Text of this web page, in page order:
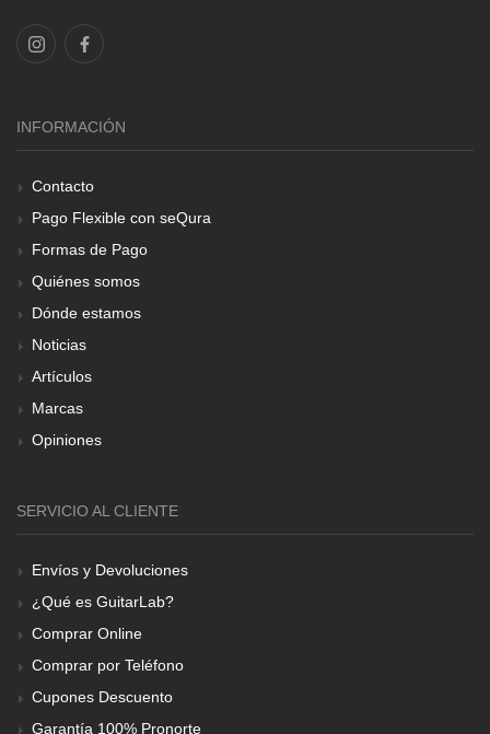
INFORMACIÓN
Contacto
Pago Flexible con seQura
Formas de Pago
Quiénes somos
Dónde estamos
Noticias
Artículos
Marcas
Opiniones
SERVICIO AL CLIENTE
Envíos y Devoluciones
¿Qué es GuitarLab?
Comprar Online
Comprar por Teléfono
Cupones Descuento
Garantía 100% Pronorte